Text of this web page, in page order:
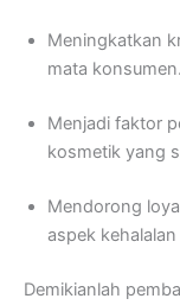
Meningkatkan
mata konsumen.
Menjadi faktor
kosmetik yang
Mendorong
aspek
Demikianlah